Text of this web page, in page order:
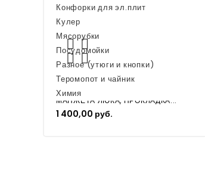
Конфорки для эл.плит
Кулер
 
Мясорубки
 
Посудомойки
Разное (утюги и кнопки)
Теромопот и чайник
Химия
МАНЖЕТА ЛЮКА, ПРОКЛАДКА...
1 400,00 руб.
МАНЖЕТА ЛЮКА, ПРОКЛАДКА...
1 400,00 руб.